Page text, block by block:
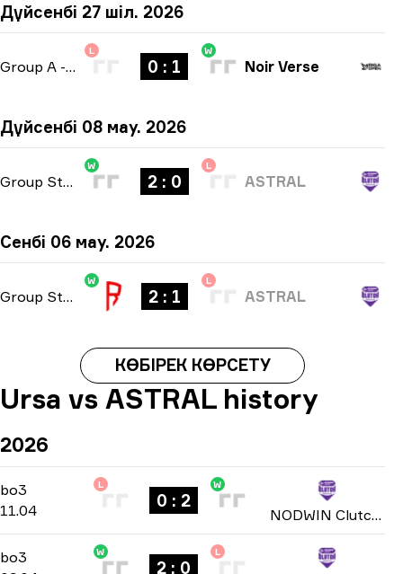
Дүйсенбі 27 шіл. 2026
Group A - bo1
L
0 : 1
W
Noir Verse
Дүйсенбі 08 мау. 2026
Group Stage -bo3
W
2 : 0
L
ASTRAL
Сенбі 06 мау. 2026
Group Stage bo3
W
2 : 1
L
ASTRAL
КӨБІРЕК КӨРСЕТУ
Ursa vs ASTRAL history
2026
bo3 Play-In Group D
bo3
11.04
L
0 : 2
W
NODWIN Clutch Series: Season 7 2026
bo3 Play-In Group D
bo3
W
2 : 0
L